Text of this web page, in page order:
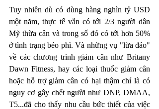
Tuy nhiên dù có dùng hàng nghìn tỷ USD
một năm, thực tế vẫn có tới 2/3 người dân
Mỹ thừa cân và trong số đó có tới hơn 50%
ở tình trạng béo phì. Và những vụ "lừa đảo"
về các chương trình giảm cân như Britany
Dawn Fitness, hay các loại thuốc giảm cân
hoặc hỗ trợ giảm cân có hại thậm chí là có
nguy cơ gây chết người như DNP, DMAA,
T5...đã cho thấy nhu cầu bức thiết của việc